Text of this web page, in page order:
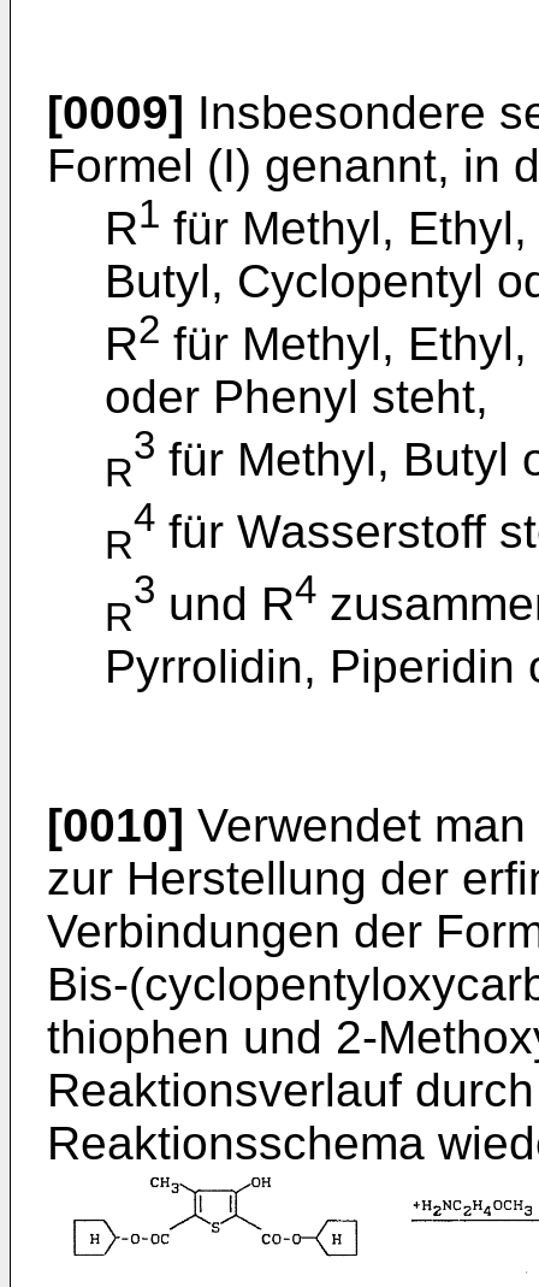
[0009] Insbesondere
Formel (I) genannt, in
R1 für Methyl,
Butyl, Cyclopentyl
R2 für Methyl,
oder Phenyl steht,
R
3 für Methyl, Butyl
R
4 für Wasserstoff
R
3 und R4
Pyrrolidin, Piperidin
[0010] Verwendet
zur Herstellung der
Verbindungen der
Bis-
thiophen und 2-
Reaktionsverlauf
Reaktionsschema